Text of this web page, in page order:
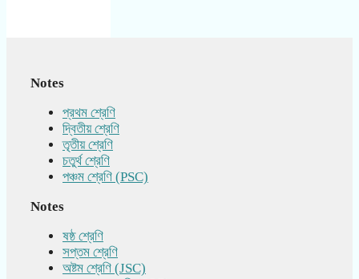
Notes
প্রথম শ্রেণি
দ্বিতীয় শ্রেণি
তৃতীয় শ্রেণি
চতুর্থ শ্রেণি
পঞ্চম শ্রেণি (PSC)
Notes
ষষ্ঠ শ্রেণি
সপ্তম শ্রেণি
অষ্টম শ্রেণি (JSC)